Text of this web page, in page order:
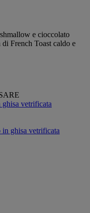
e cioccolato
French Toast caldo e
vetrificata